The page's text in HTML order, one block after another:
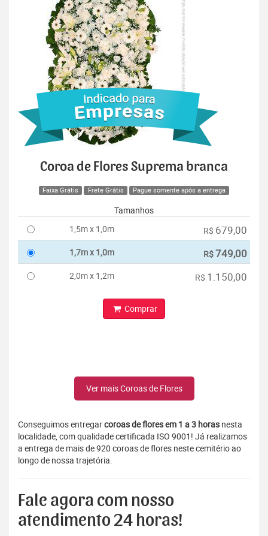
Coroa de Flores Suprema branca
Faixa Grátis Frete Grátis Pague somente após a entrega
Tamanhos
1,5m x 1,0m
R$ 679,00
1,7m x 1,0m R$749,00
2,0m x 1,2m R$ 1.150,00
Comprar
Ver mais Coroas de Flores
Conseguimos entregarcoroas de flores em 1 a 3 horas nesta
localidade, com qualidade certificada ISO 9001! Já realizamos
a entrega de mais de 920 coroas de flores neste cemitério ao
longo de nossa trajetória.
Fale agora com nosso
atendimento 24 horas!